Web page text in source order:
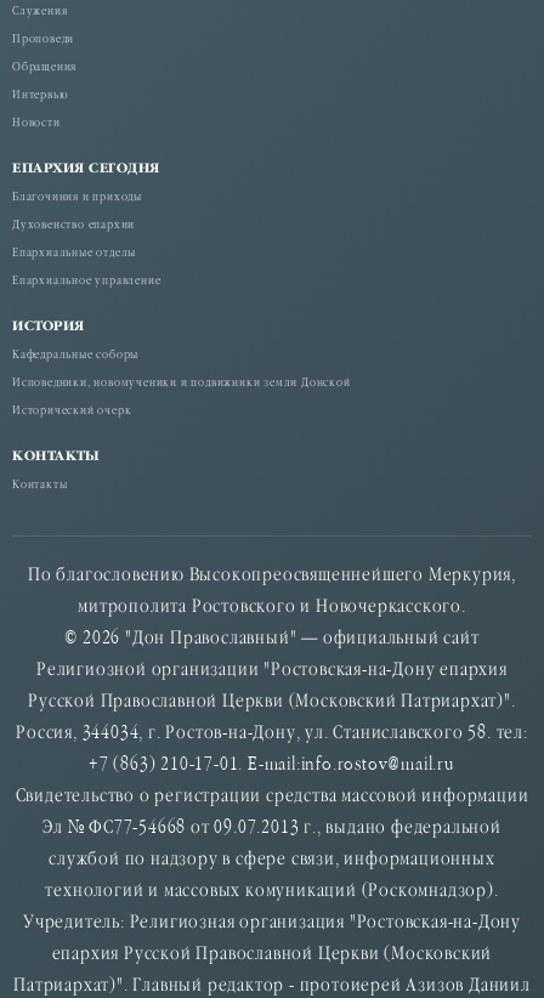
Служения
Проповеди
Обращения
Интервью
Новости
ЕПАРХИЯ СЕГОДНЯ
Благочиния и приходы
Духовенство епархии
Епархиальные отделы
Епархиальное управление
ИСТОРИЯ
Кафедральные соборы
Исповедники, новомученики и подвижники земли Донской
Исторический очерк
КОНТАКТЫ
Контакты
По благословению Высокопреосвященнейшего Меркурия,
митрополита Ростовского и Новочеркасского.
© 2026 "Дон Православный" — официальный сайт
Религиозной организации "Ростовская-на-Дону епархия
Русской Православной Церкви (Московский Патриархат)".
Россия, 344034, г. Ростов-на-Дону, ул. Станиславского 58. тел:
+7 (863) 210-17-01. E-mail:info.rostov@mail.ru
Свидетельство о регистрации средства массовой информации
Эл № ФС77-54668 от 09.07.2013 г., выдано федеральной
службой по надзору в сфере связи, информационных
технологий и массовых комуникаций (Роскомнадзор).
Учредитель: Религиозная организация "Ростовская-на-Дону
епархия Русской Православной Церкви (Московский
Патриархат)". Главный редактор - протоиерей Азизов Даниил